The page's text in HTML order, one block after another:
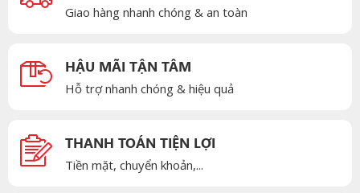
Giao hàng nhanh chóng & an toàn
HẬU MÃI TẬN TÂM
Hỗ trợ nhanh chóng & hiệu quả
THANH TOÁN TIỆN LỢI
Tiền mặt, chuyển khoản,...